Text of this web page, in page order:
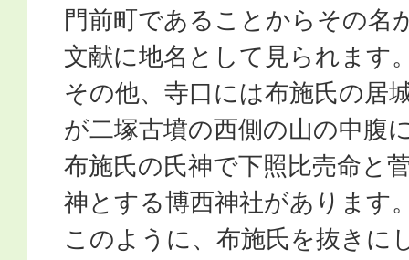
門前町であることからその名
文献に地名として見られます
その他、寺口には布施氏の居
が二塚古墳の西側の山の中腹
布施氏の氏神で下照比売命と
神とする博西神社があります
このように、布施氏を抜きに